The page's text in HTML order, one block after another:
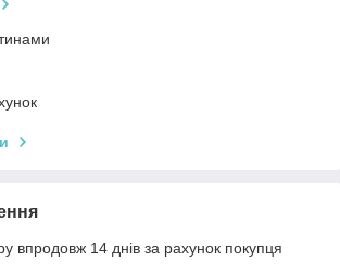
впродовж 14 днів за рахунок покупця